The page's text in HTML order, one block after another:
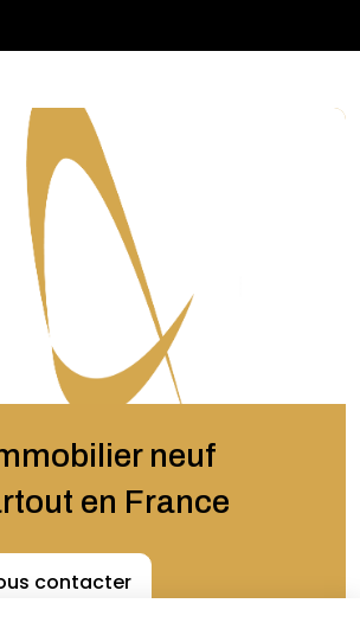
neuf
en France
contacter